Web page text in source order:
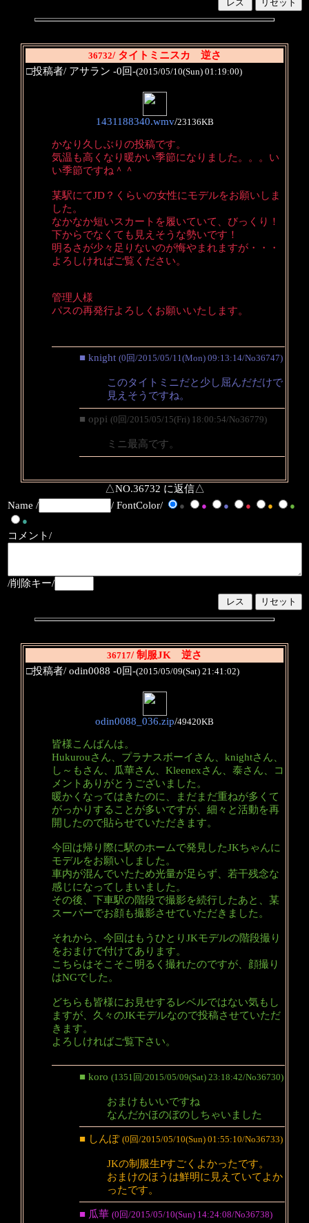
36732/ タイトミニスカ 逆さ
□投稿者/ アサラン -0回-(2015/05/10(Sun) 01:19:00)
1431188340.wmv/23136KB
かなり久しぶりの投稿です。
気温も高くなり暖かい季節になりました。。。い
い季節ですね＾＾
某駅にてJD？くらいの女性にモデルをお願いしま
した。
なかなか短いスカートを履いていて、びっくり！
下からでなくても見えそうな勢いです！
明るさが少々足りないのが悔やまれますが・・・
よろしければご覧ください。
管理人様
パスの再発行よろしくお願いいたします。
■ knight (0回/2015/05/11(Mon) 09:13:14/No36747)
このタイトミニだと少し屈んだだけで
見えそうですね。
■ oppi (0回/2015/05/15(Fri) 18:00:54/No36779)
ミニ最高です。
△NO.36732 に返信△
Name /
/ FontColor/ ● ● ● ● ●
●
●
コメント/
/削除キー/
36717/ 制服JK 逆さ
□投稿者/ odin0088 -0回-(2015/05/09(Sat) 21:41:02)
odin0088_036.zip/49420KB
皆様こんばんは。
Hukurouさん、プラナスボーイさん、knightさん、
し～もさん、瓜華さん、Kleenexさん、泰さん、コ
メントありがとうございました。
暖かくなってはきたのに、まだまだ重ねが多くて
がっかりすることが多いですが、細々と活動を再
開したので貼らせていただきます。
今回は帰り際に駅のホームで発見したJKちゃんに
モデルをお願いしました。
車内が混んでいたため光量が足らず、若干残念な
感じになってしまいました。
その後、下車駅の階段で撮影を続行したあと、某
スーパーでお顔も撮影させていただきました。
それから、今回はもうひとりJKモデルの階段撮り
をおまけで付けてあります。
こちらはそこそこ明るく撮れたのですが、顔撮り
はNGでした。
どちらも皆様にお見せするレベルではない気もし
ますが、久々のJKモデルなので投稿させていただ
きます。
よろしければご覧下さい。
■ koro (1351回/2015/05/09(Sat) 23:18:42/No36730)
おまけもいいですね
なんだかほのぼのしちゃいました
■ しんぽ (0回/2015/05/10(Sun) 01:55:10/No36733)
JKの制服生Pすごくよかったです。
おまけのほうは鮮明に見えていてよか
ったです。
■ 瓜華 (0回/2015/05/10(Sun) 14:24:08/No36738)